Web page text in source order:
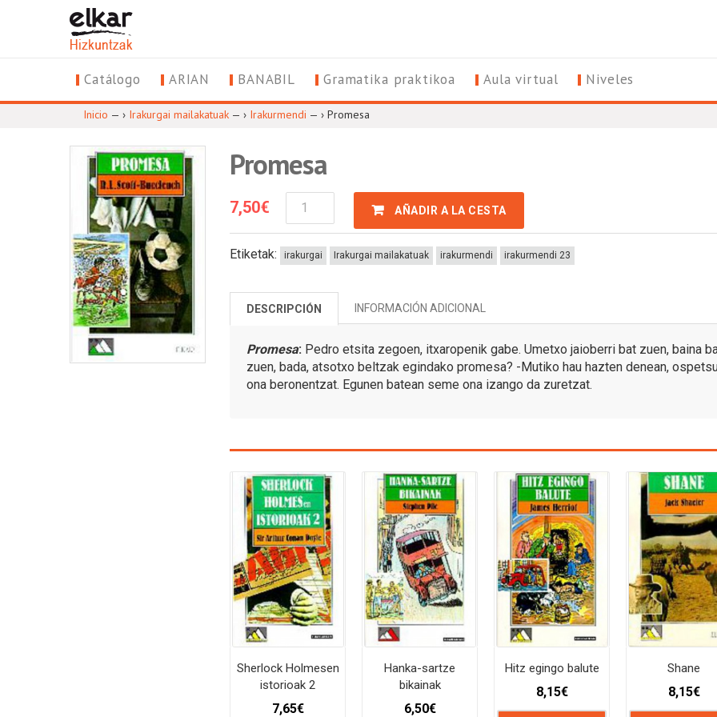
Catálogo ARIAN BANABIL Gramatika praktikoa Aula virtual Niveles
Inicio — › Irakurgai mailakatuak — › Irakurmendi — › Promesa
Promesa
7,50€
Promesa
Cantidad
AÑADIR A LA CESTA
Etiketak: irakurgai Irakurgai mailakatuak irakurmendi irakurmendi 23
DESCRIPCIÓN INFORMACIÓN ADICIONAL
Promesa: Pedro etsita zegoen, itxaropenik gabe. Umetxo jaioberri bat zuen, baina
zuen, bada, atsotxo beltzak egindako promesa? -Mutiko hau hazten denean,
ona beronentzat. Egunen batean seme ona izango da zuretzat.
Sherlock Holmesen
istorioak 2
7,65€
Hanka-sartze
bikainak
6,50€
Hitz egingo balute
8,15€
Shane
8,15€